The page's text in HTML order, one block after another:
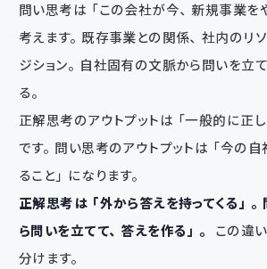
問い思考は「この会社が今、新規事業を
考えます。既存事業との関係、社内のリ
ジション。自社固有の文脈から問いを立
る。
正解思考のアウトプットは「一般的に正
です。問い思考のアウトプットは「今の
ること」になります。
正解思考は「外から答えを持ってくる」
ら問いを立てて、答えを作る」。
この違
分けます。